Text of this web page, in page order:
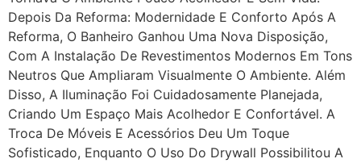
Depois Da Reforma: Modernidade E Conforto Após A
Reforma, O Banheiro Ganhou Uma Nova Disposição,
Com A Instalação De Revestimentos Modernos Em Tons
Neutros Que Ampliaram Visualmente O Ambiente. Além
Disso, A Iluminação Foi Cuidadosamente Planejada,
Criando Um Espaço Mais Acolhedor E Confortável. A
Troca De Móveis E Acessórios Deu Um Toque
Sofisticado, Enquanto O Uso Do Drywall Possibilitou A